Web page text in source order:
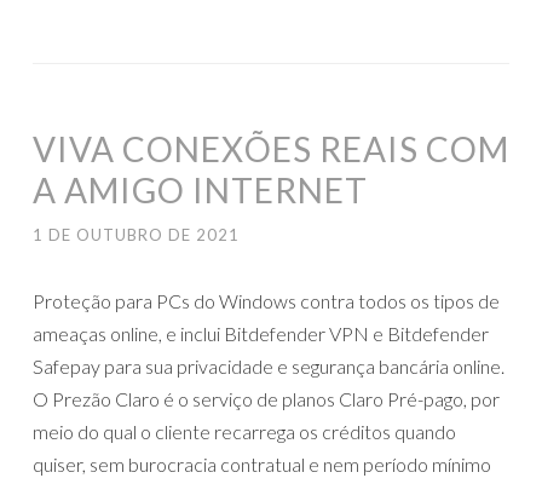
VIVA CONEXÕES REAIS COM
A AMIGO INTERNET
1 DE OUTUBRO DE 2021
Proteção para PCs do Windows contra todos os tipos de
ameaças online, e inclui Bitdefender VPN e Bitdefender
Safepay para sua privacidade e segurança bancária online.
O Prezão Claro é o serviço de planos Claro Pré-pago, por
meio do qual o cliente recarrega os créditos quando
quiser, sem burocracia contratual e nem período mínimo